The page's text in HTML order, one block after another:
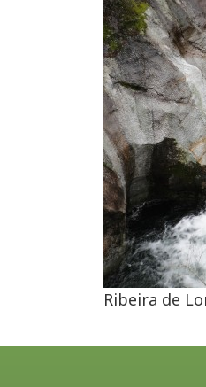
Ribeira de